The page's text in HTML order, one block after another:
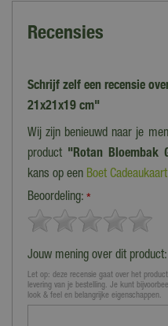
Recensies
Schrijf zelf een recensie
21x21x19 cm"
Wij zijn benieuwd naar je
product "Rotan Bloembak
kans op een Boet Cadeaukaart
Beoordeling: *
Jouw mening over dit product:
Let op: deze recensie gaat over het
levering van je bestelling. Je kunt
look & feel en belangrijke eigenschappen.